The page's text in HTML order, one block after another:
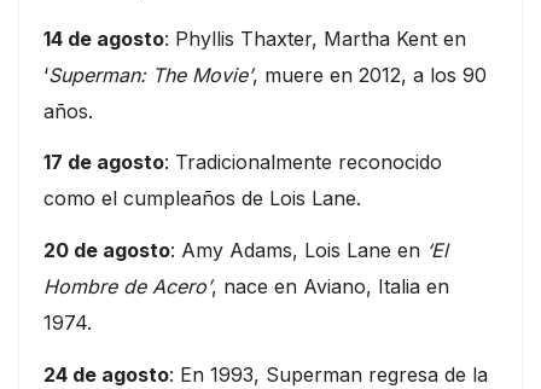
14 de agosto: Phyllis Thaxter, Martha Kent en
‘Superman: The Movie’, muere en 2012, a los 90
años.
17 de agosto: Tradicionalmente reconocido
como el cumpleaños de Lois Lane.
20 de agosto: Amy Adams, Lois Lane en ‘El
Hombre de Acero’, nace en Aviano, Italia en
1974.
24 de agosto: En 1993, Superman regresa de la